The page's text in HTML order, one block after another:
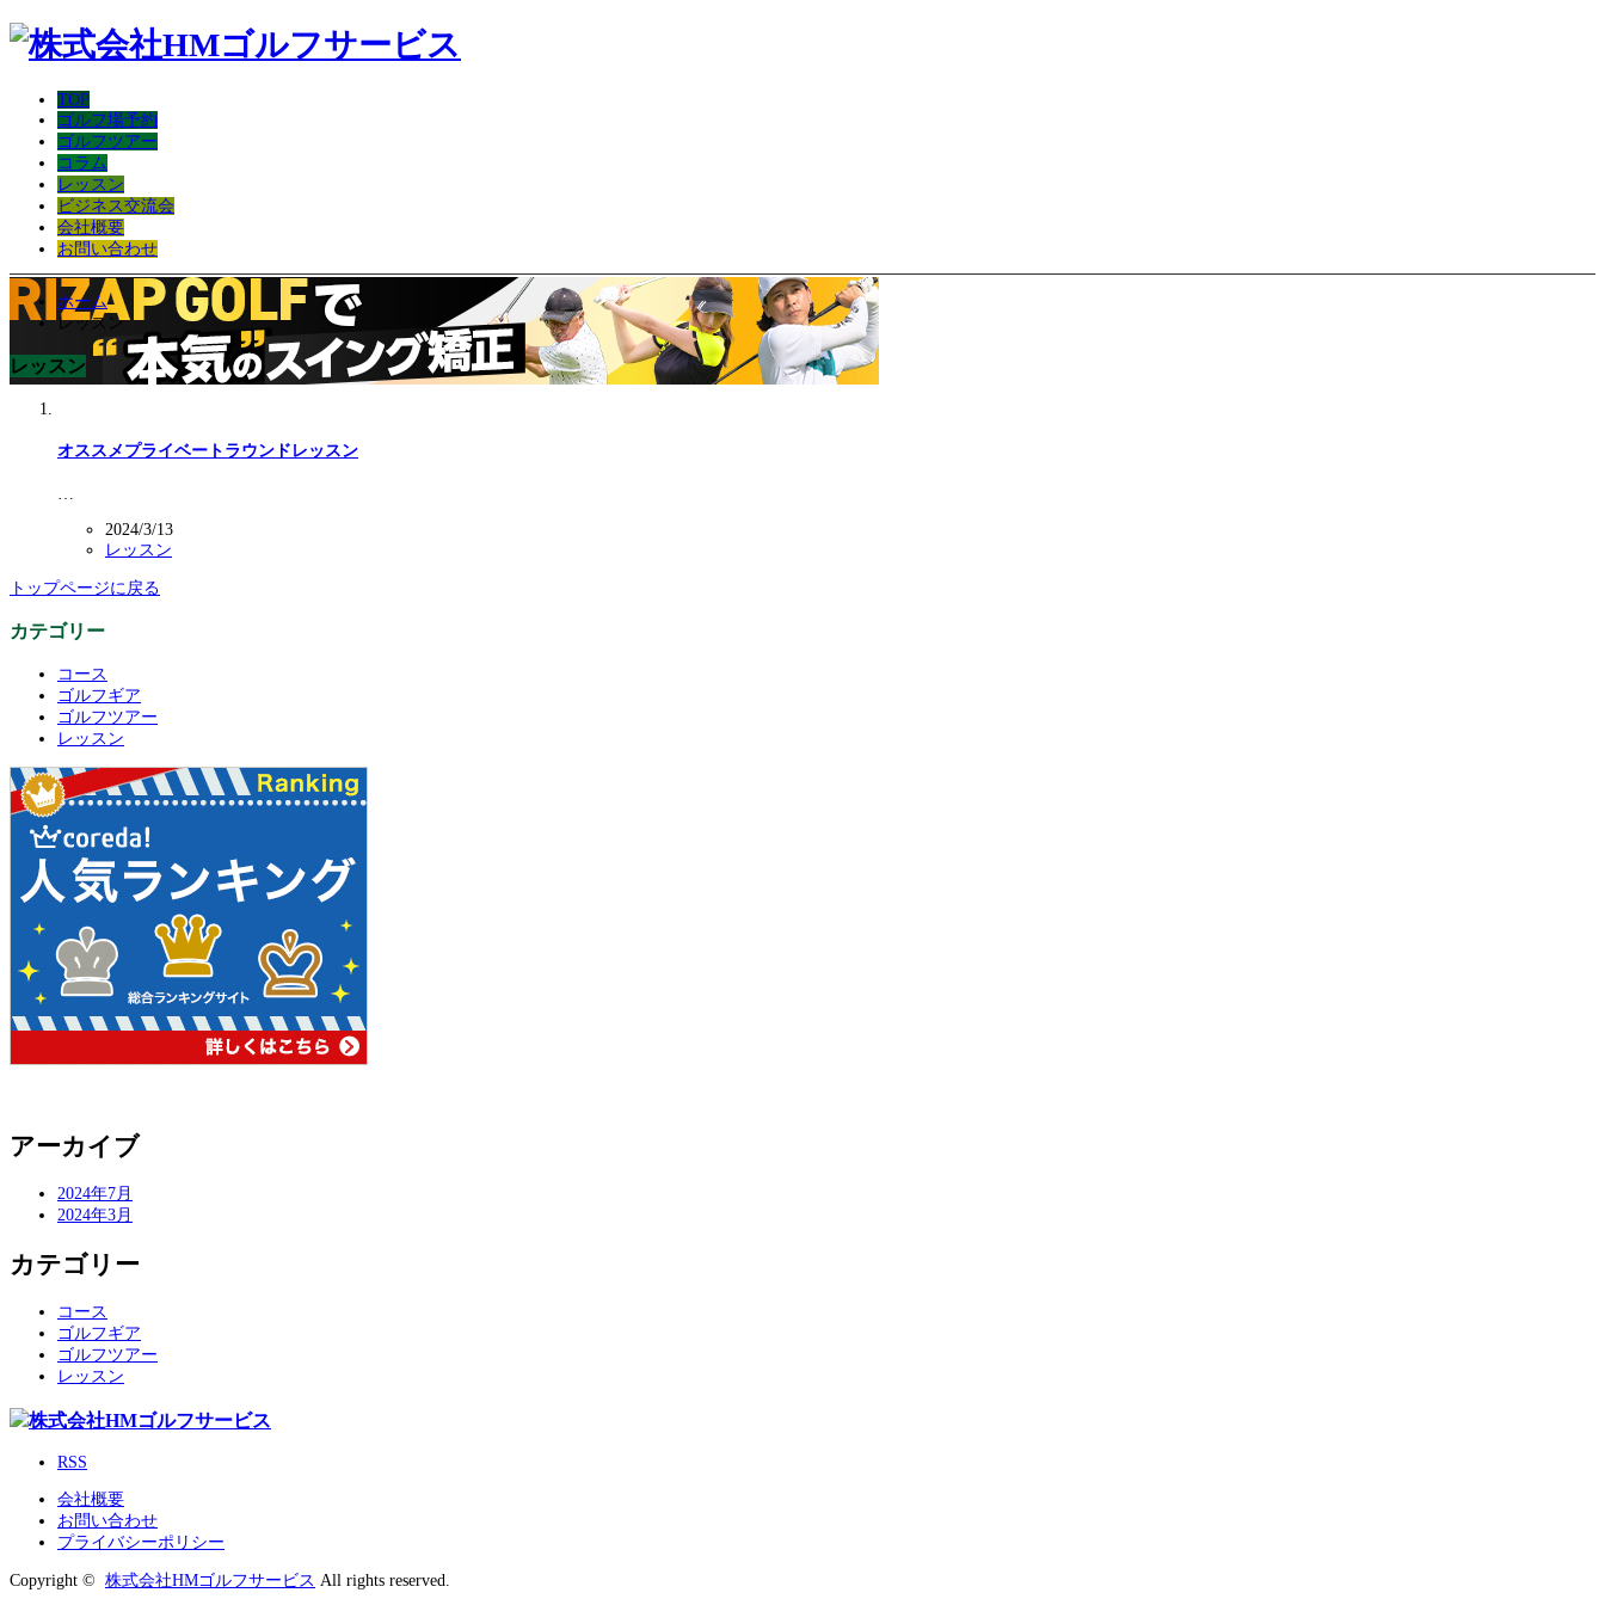
TOP
ゴルフ場予約
ゴルフツアー
コラム
レッスン
ビジネス交流会
会社概要
お問い合わせ
ホーム
レッスン
レッスン
オススメプライベートラウンドレッスン
2024/3/13
レッスン
トップページに戻る
カテゴリー
コース
ゴルフギア
ゴルフツアー
レッスン
アーカイブ
2024年7月
2024年3月
カテゴリー
コース
ゴルフギア
ゴルフツアー
レッスン
RSS
会社概要
お問い合わせ
プライバシーポリシー
Copyright © 株式会社HMゴルフサービス All rights reserved.